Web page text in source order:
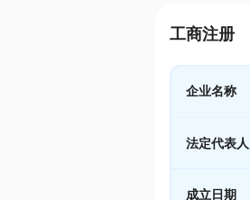
工商注册
企业名称
法定代表人
成立日期